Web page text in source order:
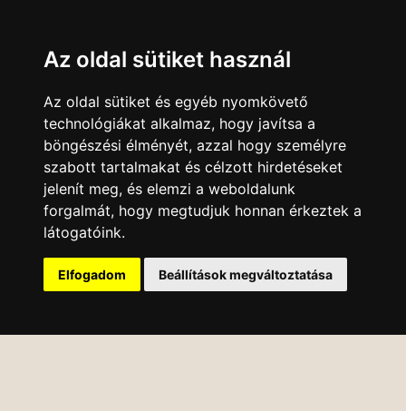
Az oldal sütiket használ
Az oldal sütiket és egyéb nyomkövető
technológiákat alkalmaz, hogy javítsa a
böngészési élményét, azzal hogy személyre
szabott tartalmakat és célzott hirdetéseket
jelenít meg, és elemzi a weboldalunk
forgalmát, hogy megtudjuk honnan érkeztek a
látogatóink.
Elfogadom Beállítások megváltoztatása